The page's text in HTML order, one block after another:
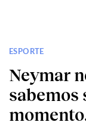
ESPORTE
Neymar
sabemos